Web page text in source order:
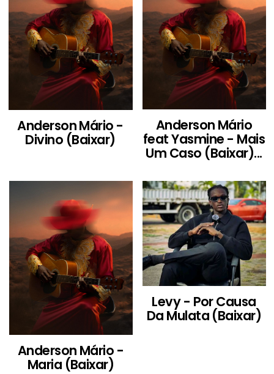
Anderson Mário -
Divino (Baixar)
Anderson Mário
feat Yasmine - Mais
Um Caso (Baixar)...
Anderson Mário -
Maria (Baixar)
Levy - Por Causa
Da Mulata (Baixar)